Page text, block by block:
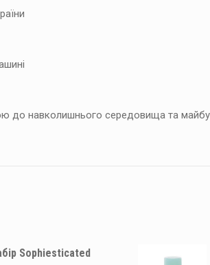
до навколишнього середовища та
Sophiesticated